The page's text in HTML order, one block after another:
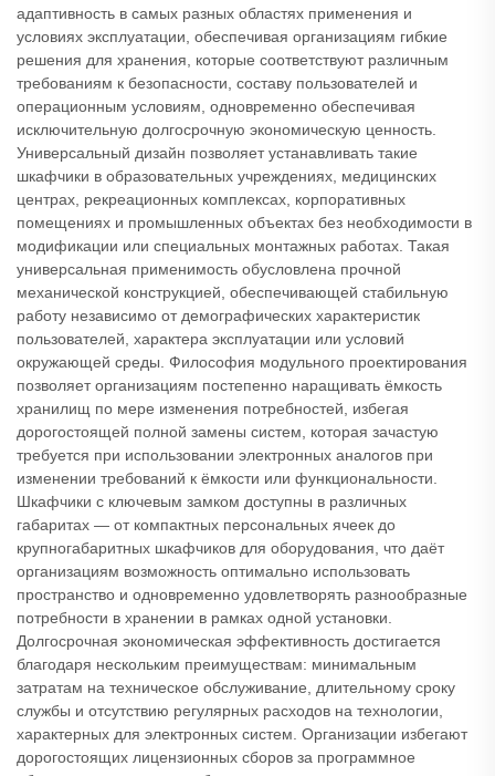
адаптивность в самых разных областях применения и
условиях эксплуатации, обеспечивая организациям гибкие
решения для хранения, которые соответствуют различным
требованиям к безопасности, составу пользователей и
операционным условиям, одновременно обеспечивая
исключительную долгосрочную экономическую ценность.
Универсальный дизайн позволяет устанавливать такие
шкафчики в образовательных учреждениях, медицинских
центрах, рекреационных комплексах, корпоративных
помещениях и промышленных объектах без необходимости в
модификации или специальных монтажных работах. Такая
универсальная применимость обусловлена прочной
механической конструкцией, обеспечивающей стабильную
работу независимо от демографических характеристик
пользователей, характера эксплуатации или условий
окружающей среды. Философия модульного проектирования
позволяет организациям постепенно наращивать ёмкость
хранилищ по мере изменения потребностей, избегая
дорогостоящей полной замены систем, которая зачастую
требуется при использовании электронных аналогов при
изменении требований к ёмкости или функциональности.
Шкафчики с ключевым замком доступны в различных
габаритах — от компактных персональных ячеек до
крупногабаритных шкафчиков для оборудования, что даёт
организациям возможность оптимально использовать
пространство и одновременно удовлетворять разнообразные
потребности в хранении в рамках одной установки.
Долгосрочная экономическая эффективность достигается
благодаря нескольким преимуществам: минимальным
затратам на техническое обслуживание, длительному сроку
службы и отсутствию регулярных расходов на технологии,
характерных для электронных систем. Организации избегают
дорогостоящих лицензионных сборов за программное